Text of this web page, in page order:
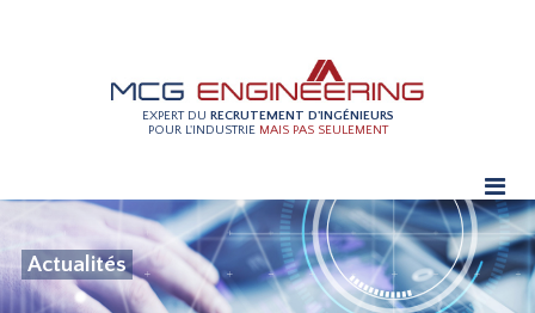
EXPERT DU RECRUTEMENT D'INGÉNIEURS
POUR L'INDUSTRIE MAIS PAS SEULEMENT
Actualités